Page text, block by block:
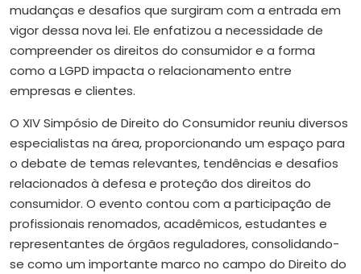
mudanças e desafios que surgiram com a entrada em
vigor dessa nova lei. Ele enfatizou a necessidade de
compreender os direitos do consumidor e a forma
como a LGPD impacta o relacionamento entre
empresas e clientes.
O XIV Simpósio de Direito do Consumidor reuniu diversos
especialistas na área, proporcionando um espaço para
o debate de temas relevantes, tendências e desafios
relacionados à defesa e proteção dos direitos do
consumidor. O evento contou com a participação de
profissionais renomados, acadêmicos, estudantes e
representantes de órgãos reguladores, consolidando-
se como um importante marco no campo do Direito do